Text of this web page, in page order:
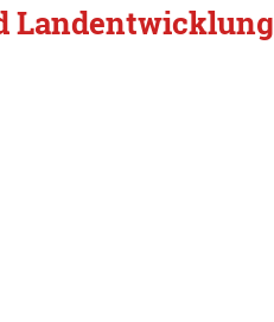
Landentwicklung